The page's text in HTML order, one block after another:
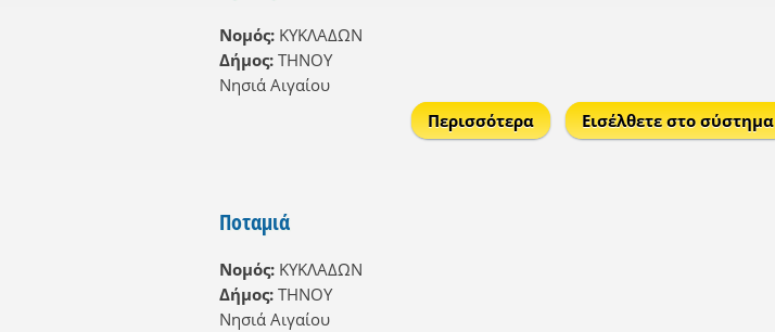
Νομός: ΚΥΚΛΑΔΩΝ
Δήμος: ΤΗΝΟΥ
Νησιά Αιγαίου
Περισσότεραγια ΤζάδοςΕισέλθετε στο σύστημα
Ποταμιά
Νομός: ΚΥΚΛΑΔΩΝ
Δήμος: ΤΗΝΟΥ
Νησιά Αιγαίου